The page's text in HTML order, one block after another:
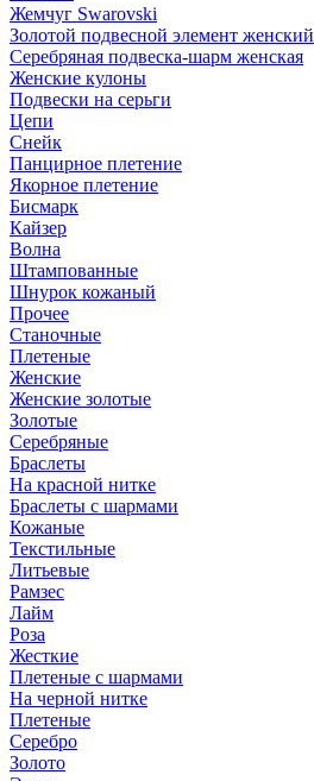
Жемчуг Swarovski
Золотой подвесной элемент женcкий
Серебряная подвеска-шарм женская
Женские кулоны
Подвески на серьги
Цепи
Снейк
Панцирное плетение
Якорное плетение
Бисмарк
Кайзер
Волна
Штампованные
Шнурок кожаный
Прочее
Станочные
Плетеные
Женские
Женские золотые
Золотые
Серебряные
Браслеты
На красной нитке
Браслеты с шармами
Кожаные
Текстильные
Литьевые
Рамзес
Лайм
Роза
Жесткие
Плетеные с шармами
На черной нитке
Плетеные
Серебро
Золото